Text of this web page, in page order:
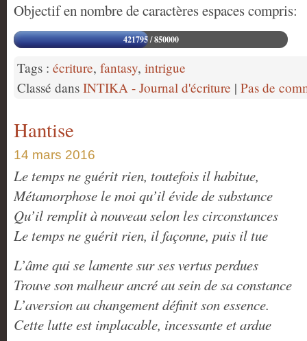
Objectif en nombre de caractères espaces compris:
421795 / 850000
Tags : écriture, fantasy, intrigue
Classé dans INTIKA - Journal d'écriture | Pas de
Hantise
14 mars 2016
Le temps ne guérit rien, toutefois il habitue,
Métamorphose le moi qu’il évide de substance
Qu’il remplit à nouveau selon les circonstances
Le temps ne guérit rien, il façonne, puis il tue
L’âme qui se lamente sur ses vertus perdues
Trouve son malheur ancré au sein de sa constance
L’aversion au changement définit son essence.
Cette lutte est implacable, incessante et ardue